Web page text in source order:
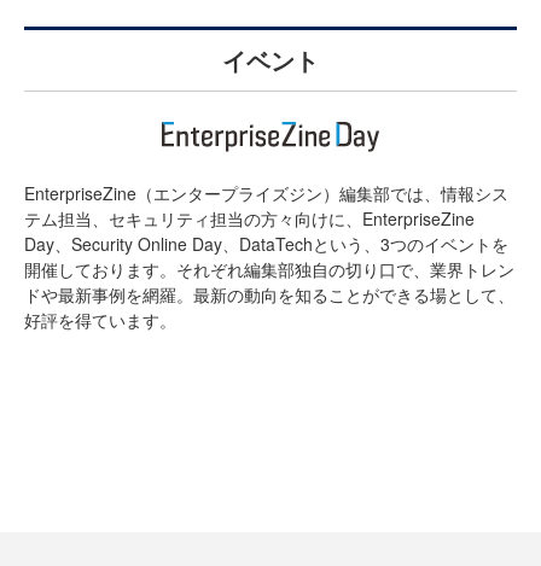
イベント
EnterpriseZine（エンタープライズジン）編集部では、情報シス
テム担当、セキュリティ担当の方々向けに、EnterpriseZine
Day、Security Online Day、DataTechという、3つのイベントを
開催しております。それぞれ編集部独自の切り口で、業界トレン
ドや最新事例を網羅。最新の動向を知ることができる場として、
好評を得ています。